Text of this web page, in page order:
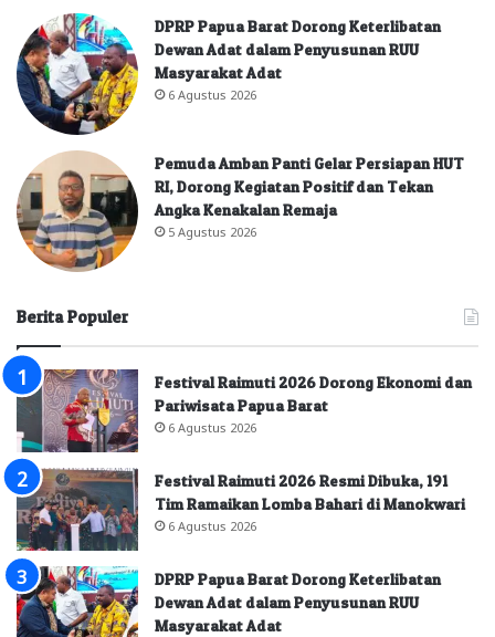
DPRP Papua Barat Dorong Keterlibatan
Dewan Adat dalam Penyusunan RUU
Masyarakat Adat
6 Agustus 2026
Pemuda Amban Panti Gelar Persiapan HUT
RI, Dorong Kegiatan Positif dan Tekan
Angka Kenakalan Remaja
5 Agustus 2026
Berita Populer
Festival Raimuti 2026 Dorong Ekonomi dan
Pariwisata Papua Barat
6 Agustus 2026
Festival Raimuti 2026 Resmi Dibuka, 191
Tim Ramaikan Lomba Bahari di Manokwari
6 Agustus 2026
DPRP Papua Barat Dorong Keterlibatan
Dewan Adat dalam Penyusunan RUU
Masyarakat Adat